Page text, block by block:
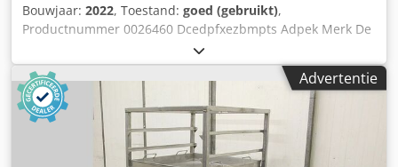
Bouwjaar: 2022, Toestand: goed (gebruikt),
Productnummer 0026460 Dcedpfxezbmpts Adpek Merk De
Kuiper Model Soror Productcategorie Friteuses Lengte
2700 mm Breedte 920 mm Hoogte 1800 mm
Aansluitwaarde (v) 400 Vermogen (w) 47150 Bouwjaar 2022
V.v. vetfiltersysteem. V.v. 3 pannnen (1x ORE440 en 2x
ORE540) en uitschepbak.
Advertentie